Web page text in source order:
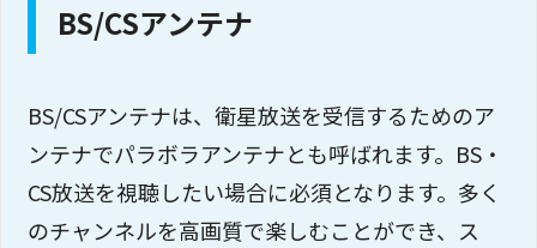
BS/CSアンテナ
BS/CSアンテナは、衛星放送を受信するためのア
ンテナでパラボラアンテナとも呼ばれます。BS・
CS放送を視聴したい場合に必須となります。多く
のチャンネルを高画質で楽しむことができ、ス